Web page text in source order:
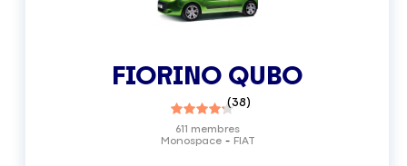
FIORINO QUBO
(38)
Monospace FIAT
611 membres